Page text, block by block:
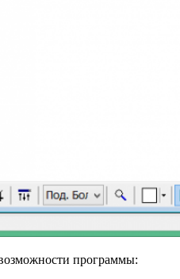
программы: